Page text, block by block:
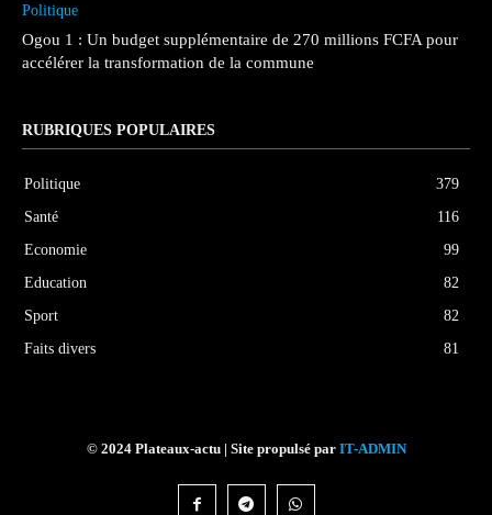
Politique
Ogou 1 : Un budget supplémentaire de 270 millions FCFA pour
accélérer la transformation de la commune
RUBRIQUES POPULAIRES
Politique
379
Santé
116
Economie
99
Education
82
Sport
82
Faits divers
81
© 2024 Plateaux-actu | Site propulsé par IT-ADMIN